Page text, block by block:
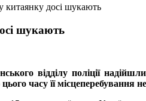
китаянку досі шукають
шукають
відділу поліції
часу її місцеперебування